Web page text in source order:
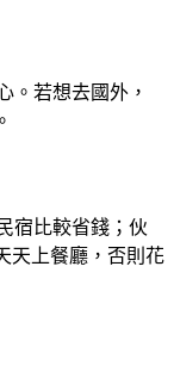
。若想去國外，
宿比較省錢；伙
天上餐廳，否則花